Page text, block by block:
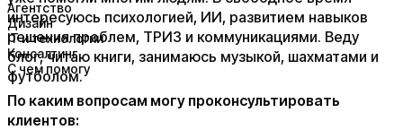
интересуюсь психологией, ИИ, развитием навыков
решения проблем, ТРИЗ и коммуникациями. Веду
блог, читаю книги, занимаюсь музыкой, шахматами и
футболом.
Агентство
Дизайн
IT и технологии
Консалтинг
С чем помогу
По каким вопросам могу проконсультировать
клиентов:​